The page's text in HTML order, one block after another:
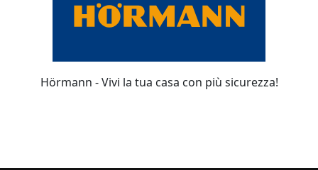
Hörmann - Vivi la tua casa con più sicurezza!